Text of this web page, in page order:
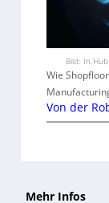
Bild:
Wie
Von der
Mehr Infos